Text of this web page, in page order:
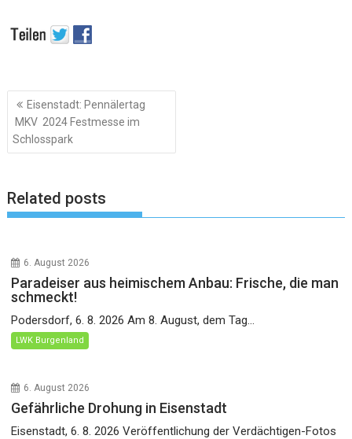
Beitragsnavigation
Eisenstadt: Pennälertag
MKV 2024 Festmesse im
Schlosspark
Related posts
6. August 2026
Paradeiser aus heimischem Anbau: Frische, die man
schmeckt!
Podersdorf, 6. 8. 2026 Am 8. August, dem Tag...
LWK Burgenland
6. August 2026
Gefährliche Drohung in Eisenstadt
Eisenstadt, 6. 8. 2026 Veröffentlichung der Verdächtigen-Fotos